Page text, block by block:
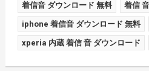
着信音 ダウンロード 無料 着信
iphone 着信音 ダウンロード 無料
xperia 内蔵 着信 音 ダウンロード